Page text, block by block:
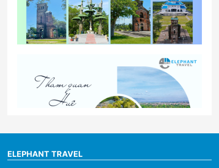
So sánh thuê xe tự lái và thuê xe có tài xế tại Huế
Nhà Xe Con Voi – Dịch Vụ Cho Thuê Xe Từ Huế,
Sân Bay Phú Bài Đi Thánh Địa La Vang
ELEPHANT TRAVEL